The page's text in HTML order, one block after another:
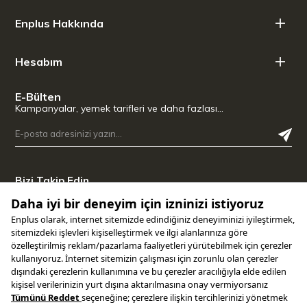
Enplus Hakkında
Hesabım
E-Bülten
Kampanyalar, yemek tarifleri ve daha fazlası…
Bizi Takip Edin
Uygulamamızı İndirin